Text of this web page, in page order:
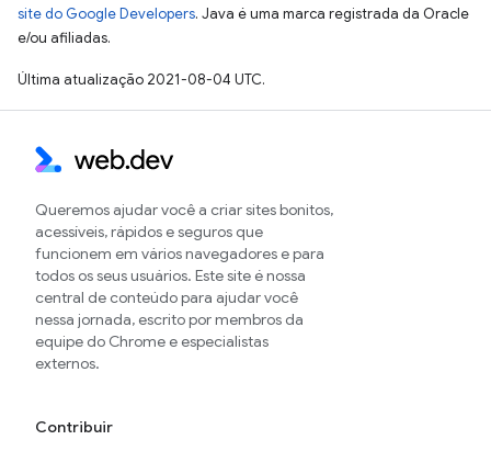
site do Google Developers. Java é uma marca registrada da Oracle
e/ou afiliadas.
Última atualização 2021-08-04 UTC.
Queremos ajudar você a criar sites bonitos,
acessíveis, rápidos e seguros que
funcionem em vários navegadores e para
todos os seus usuários. Este site é nossa
central de conteúdo para ajudar você
nessa jornada, escrito por membros da
equipe do Chrome e especialistas
externos.
Contribuir